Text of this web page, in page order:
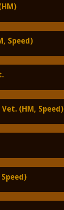
Speed)
(HM, Speed)